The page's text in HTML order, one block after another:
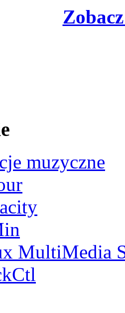
muzyczne
MultiMedia